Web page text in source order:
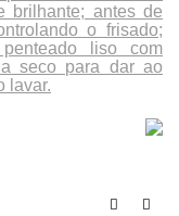
brilhante; antes de
o frisado;
liso com
seco para dar ao
lavar.